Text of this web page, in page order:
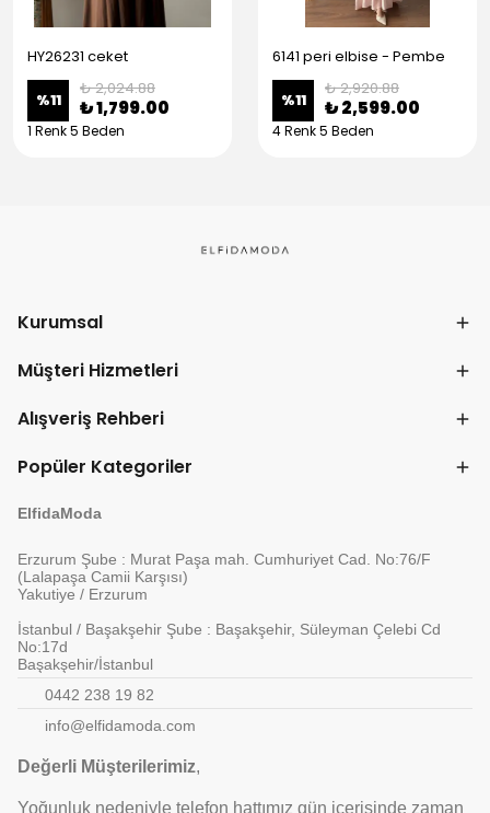
HY26231 ceket
%11
₺ 2,024.88
₺ 1,799.00
1 Renk 5 Beden
6141 peri elbise - Pembe
%11
₺ 2,920.88
₺ 2,599.00
4 Renk 5 Beden
Kurumsal
Müşteri Hizmetleri
Alışveriş Rehberi
Popüler Kategoriler
ElfidaModa
Erzurum Şube : Murat Paşa mah. Cumhuriyet Cad. No:76/F
(Lalapaşa Camii Karşısı)
Yakutiye / Erzurum
İstanbul / Başakşehir Şube : Başakşehir, Süleyman Çelebi Cd
No:17d
Başakşehir/İstanbul
0442 238 19 82
info@elfidamoda.com
Değerli Müşterilerimiz,
Yoğunluk nedeniyle telefon hattımız gün içerisinde zaman